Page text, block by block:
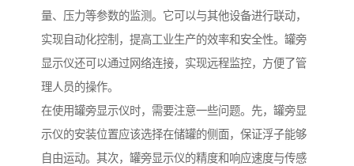
量、压力等参数的监测。它可以与其他设备进行联动，
实现自动化控制，提高工业生产的效率和安全性。罐旁
显示仪还可以通过网络连接，实现远程监控，方便了管
理人员的操作。
在使用罐旁显示仪时，需要注意一些问题。先，罐旁显
示仪的安装位置应该选择在储罐的侧面，保证浮子能够
自由运动。其次，罐旁显示仪的精度和响应速度与传感